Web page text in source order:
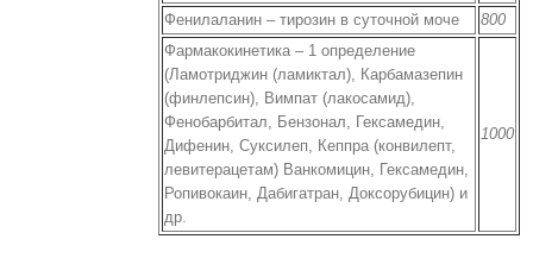
Фенилаланин – тирозин в суточной моче
800
Фармакокинетика – 1 определение
(Ламотриджин (ламиктал), Карбамазепин
(финлепсин), Вимпат (лакосамид),
Фенобарбитал, Бензонал, Гексамедин,
Дифенин, Суксилеп, Кеппра (конвилепт,
левитерацетам) Ванкомицин, Гексамедин,
Ропивокаин, Дабигатран, Доксорубицин) и
др.
1000